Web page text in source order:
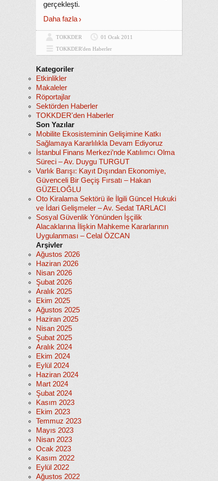
gerçekleşti.
Daha fazla
TOKKDER
01 Ocak 2011
TOKKDER'den Haberler
Kategoriler
Etkinlikler
Makaleler
Röportajlar
Sektörden Haberler
TOKKDER'den Haberler
Son Yazılar
Mobilite Ekosisteminin Gelişimine Katkı
Sağlamaya Kararlılıkla Devam Ediyoruz
İstanbul Finans Merkezi’nde Katılımcı Olma
Süreci – Av. Duygu TURGUT
Varlık Barışı: Kayıt Dışından Ekonomiye,
Güvenceli Bir Geçiş Fırsatı – Hakan
GÜZELOĞLU
Oto Kiralama Sektörü ile İlgili Güncel Hukuki
ve İdari Gelişmeler – Av. Sedat TARLACI
Sosyal Güvenlik Yönünden İşçilik
Alacaklarına İlişkin Mahkeme Kararlarının
Uygulanması – Celal ÖZCAN
Arşivler
Ağustos 2026
Haziran 2026
Nisan 2026
Şubat 2026
Aralık 2025
Ekim 2025
Ağustos 2025
Haziran 2025
Nisan 2025
Şubat 2025
Aralık 2024
Ekim 2024
Eylül 2024
Haziran 2024
Mart 2024
Şubat 2024
Kasım 2023
Ekim 2023
Temmuz 2023
Mayıs 2023
Nisan 2023
Ocak 2023
Kasım 2022
Eylül 2022
Ağustos 2022